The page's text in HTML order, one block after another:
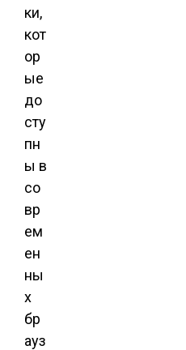
ки,
кот
ор
ые
до
сту
пн
ы в
со
вр
ем
ен
ны
х
бр
ауз